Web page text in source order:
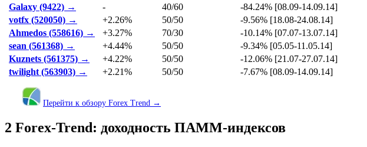
Galaxy (9422) →
- 40/60
-84.24% [08.09-14.09.14]
votfx (520050) →
+2.26% 50/50
-9.56% [18.08-24.08.14]
Ahmedos (558616) →
+3.27% 70/30
-10.14% [07.07-13.07.14]
sean (561368) →
+4.44% 50/50
-9.34% [05.05-11.05.14]
Kuznets (561375) →
+4.22% 50/50
-12.06% [21.07-27.07.14]
twilight (563903) →
+2.21% 50/50 -7.67% [08.09-14.09.14]
Перейти к обзору Forex Trend →
2 Forex-Trend: доходность ПАММ-индексов